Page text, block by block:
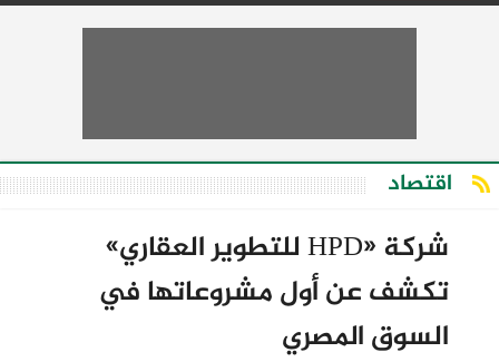
اقتصاد
شركة «HPD للتطوير العقاري»
تكشف عن أول مشروعاتها في
السوق المصري